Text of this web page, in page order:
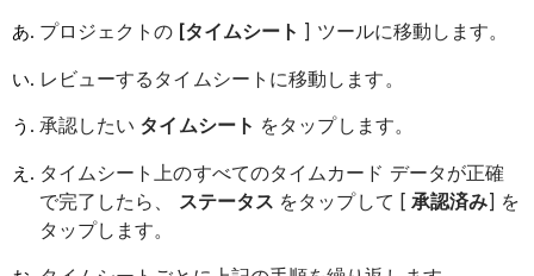
プロジェクトの [タイムシート ] ツールに移動します。
レビューするタイムシートに移動します。
承認したい タイムシート をタップします。
タイムシート上のすべてのタイムカード データが正確
で完了したら、 ステータス をタップして [承認済み] を
タップします。